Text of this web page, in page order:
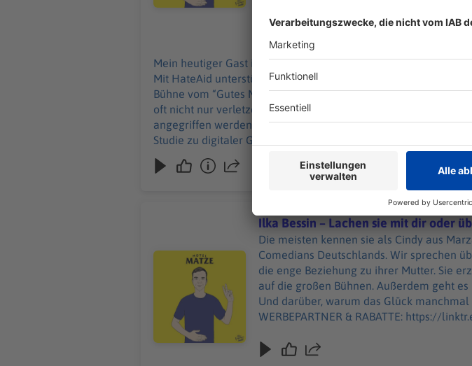
HateAid-Geschäftsführerinnen: https://bit.ly/4fHcDgo Hilfsangebote: https://bit.ly/4fFcYQF Alexander
Stößlein - Produktion Annie Hoffmann -
ZEUG: Hotel Matze live - https://
matze Das Beste des Tages App: https://
https://matzehielscher.substack.com/
https://tiktok.com/@matzehielscher
https://linkedin.com/in/matzehielscher/
Mein heutiger Gast ist Anna-Lena von Hodenberg. Sie war
Mit HateAid unterstützt sie Menschen, die im Netz bedroht, beleidigt oder
Bühne vom “Gutes Morgen Festival” über Deepfakes,
oft nicht nur verletzen, sondern still machen soll. Am Ende
angegriffen werden? WERBEPARTNER & RABATTE: https://linktr.ee/hotelmatze MEIN GAST: https://bit.ly/4hcWvo4 DINGE:
Studie zu digitaler Gewalt gegen politisch Engagierte (TU München
Act der EU: https://bit.ly/4vEVp8e US-Einreiseverbot gegen HateAid-Geschäftsführerinnen: https://bit.ly/4fHcDgo
Hilfsangebote: https://bit.ly/4fFcYQF Alexander Stößlein - Produktion Annie Hoffmann - Redaktion Mit Vergnügen -
beherzt.net/hotel-matze Das Beste des Tages App: https://
https://matzehielscher.substack.com/ YouTube: https://bit.ly/
https://instagram.com/matzehielscherHotel LinkedIn: https://
https://bit.ly/3QXmCVc
Audiotitel - Ilka Bessin – Lachen sie mit dir oder über dich?
Ilka Bessin – Lachen sie mit dir oder
Die meisten kennen sie als Cindy aus
Comedians Deutschlands. Wir sprechen über ihre Kindheit zwischen Gemeinschaft und Ausgrenzung, über
die enge Beziehung zu ihrer Mutter. Sie
auf die großen Bühnen. Außerdem geht
Und darüber, warum das Glück
WERBEPARTNER & RABATTE: https://linktr.ee/hotelmatze MEIN GAST:
(Heyne, 2018) “Abgeschminkt. Das Leben